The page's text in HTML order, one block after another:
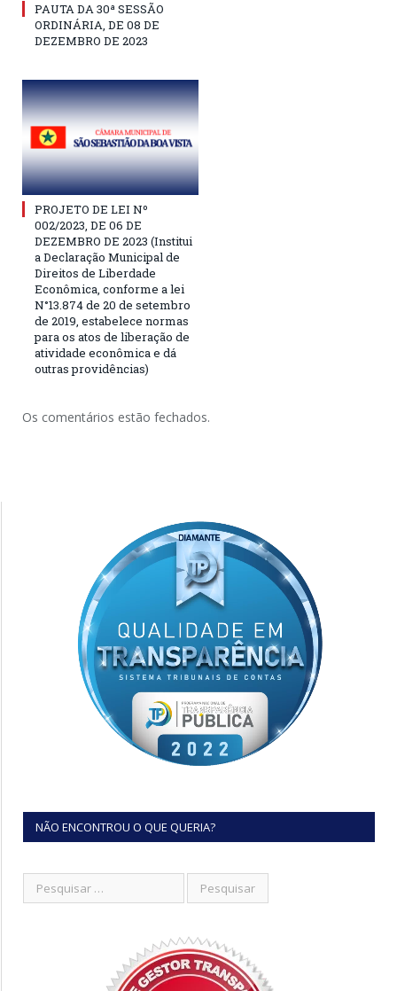
PAUTA DA 30ª SESSÃO
ORDINÁRIA, DE 08 DE
DEZEMBRO DE 2023
PROJETO DE LEI Nº
002/2023, DE 06 DE
DEZEMBRO DE 2023 (Institui
a Declaração Municipal de
Direitos de Liberdade
Econômica, conforme a lei
N°13.874 de 20 de setembro
de 2019, estabelece normas
para os atos de liberação de
atividade econômica e dá
outras providências)
Os comentários estão fechados.
NÃO ENCONTROU O QUE QUERIA?